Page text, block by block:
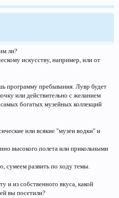
ли?
искусству, например, или от
программу пребывания. Лувр будет
или действительно с желанием
самых богатых музейных коллекций
или всякие "музеи водки" и
высокого полета или прикольными
сумеем развить по ходу темы.
и из собственного вкуса, какой
вы посетили?